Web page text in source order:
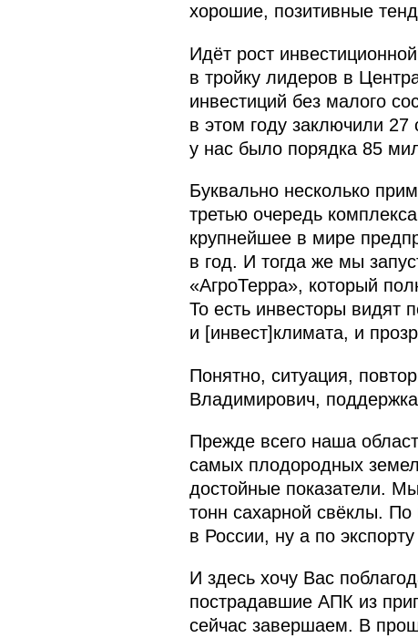
хорошие, позитивные
Идёт рост
в тройку лидеров в
инвестиций без малого
в этом году заключили
у нас было порядка 85
Буквально несколько
третью очередь
крупнейшее в мире
в год. И тогда же мы
«АгроТерра», который
То есть инвесторы видят
и [инвест]климата, и
Понятно, ситуация,
Владимирович,
Прежде всего наша
самых плодородных
достойные показатели.
тонн сахарной свёклы.
в России, ну а по
И здесь хочу Вас
пострадавшие АПК из
сейчас завершаем. В